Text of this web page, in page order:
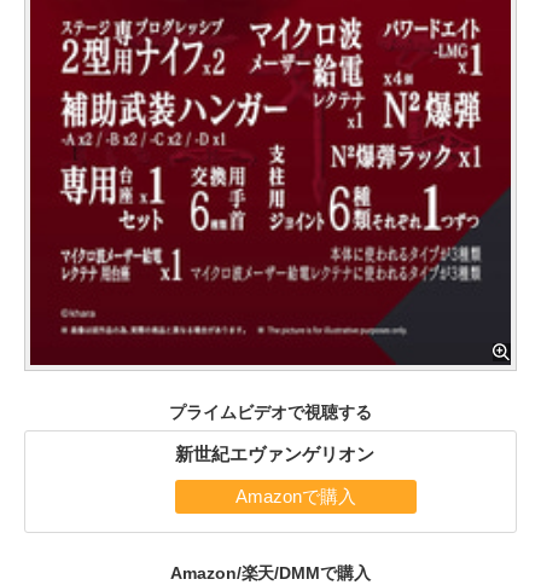
プライムビデオで視聴する
新世紀エヴァンゲリオン
Amazon/楽天/DMMで購入